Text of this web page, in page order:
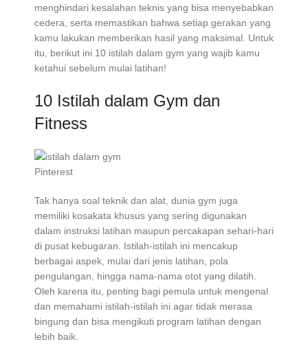
menghindari kesalahan teknis yang bisa menyebabkan
cedera, serta memastikan bahwa setiap gerakan yang
kamu lakukan memberikan hasil yang maksimal. Untuk
itu, berikut ini 10 istilah dalam gym yang wajib kamu
ketahui sebelum mulai latihan!
10 Istilah dalam Gym dan
Fitness
Pinterest
Tak hanya soal teknik dan alat, dunia gym juga
memiliki kosakata khusus yang sering digunakan
dalam instruksi latihan maupun percakapan sehari-hari
di pusat kebugaran. Istilah-istilah ini mencakup
berbagai aspek, mulai dari jenis latihan, pola
pengulangan, hingga nama-nama otot yang dilatih.
Oleh karena itu, penting bagi pemula untuk mengenal
dan memahami istilah-istilah ini agar tidak merasa
bingung dan bisa mengikuti program latihan dengan
lebih baik.